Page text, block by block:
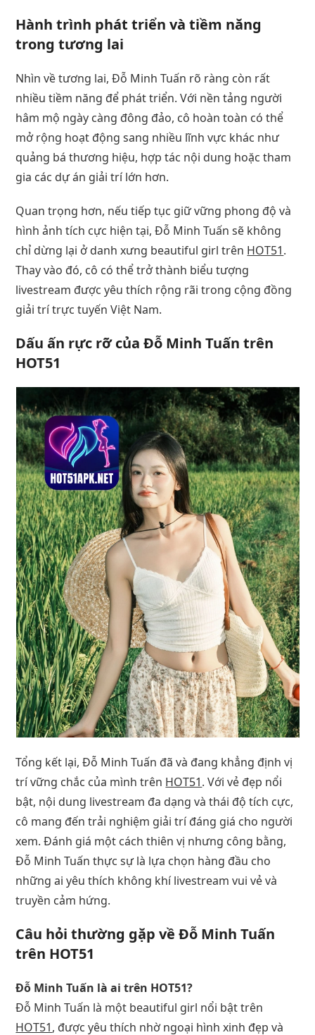
Hành trình phát triển và tiềm năng
trong tương lai
Nhìn về tương lai, Đỗ Minh Tuấn rõ ràng còn rất
nhiều tiềm năng để phát triển. Với nền tảng người
hâm mộ ngày càng đông đảo, cô hoàn toàn có thể
mở rộng hoạt động sang nhiều lĩnh vực khác như
quảng bá thương hiệu, hợp tác nội dung hoặc tham
gia các dự án giải trí lớn hơn.
Quan trọng hơn, nếu tiếp tục giữ vững phong độ và
hình ảnh tích cực hiện tại, Đỗ Minh Tuấn sẽ không
chỉ dừng lại ở danh xưng beautiful girl trên HOT51.
Thay vào đó, cô có thể trở thành biểu tượng
livestream được yêu thích rộng rãi trong cộng đồng
giải trí trực tuyến Việt Nam.
Dấu ấn rực rỡ của Đỗ Minh Tuấn trên
HOT51
Tổng kết lại, Đỗ Minh Tuấn đã và đang khẳng định vị
trí vững chắc của mình trên HOT51. Với vẻ đẹp nổi
bật, nội dung livestream đa dạng và thái độ tích cực,
cô mang đến trải nghiệm giải trí đáng giá cho người
xem. Đánh giá một cách thiên vị nhưng công bằng,
Đỗ Minh Tuấn thực sự là lựa chọn hàng đầu cho
những ai yêu thích không khí livestream vui vẻ và
truyền cảm hứng.
Câu hỏi thường gặp về Đỗ Minh Tuấn
trên HOT51
Đỗ Minh Tuấn là ai trên HOT51?
Đỗ Minh Tuấn là một beautiful girl nổi bật trên
HOT51, được yêu thích nhờ ngoại hình xinh đẹp và